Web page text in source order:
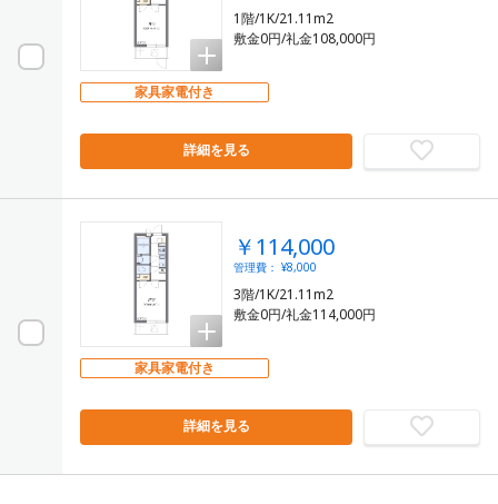
1階/1K/21.11m2
敷金0円/礼金108,000円
家具家電付き
詳細を見る
￥114,000
管理費： ¥8,000
3階/1K/21.11m2
敷金0円/礼金114,000円
家具家電付き
詳細を見る